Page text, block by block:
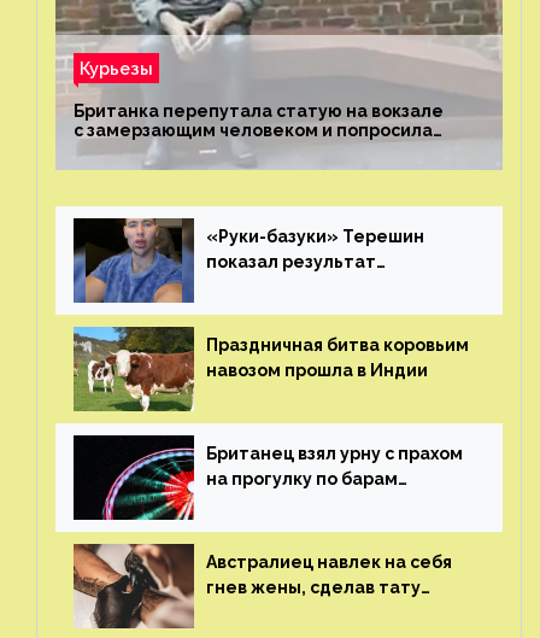
Курьезы
Британка перепутала статую на вокзале
с замерзающим человеком и попросила
о помощи
«Руки-базуки» Терешин
показал результат
Праздничная битва коровьим
навозом прошла в Индии
Британец взял урну с прахом
на прогулку по барам
Австралиец навлек на себя
гнев жены, сделав тату